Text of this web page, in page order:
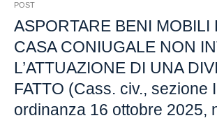
POST
ASPORTARE BENI MOBILI
CASA CONIUGALE NON
L’ATTUAZIONE DI UNA
FATTO (Cass. civ., sezione
ordinanza 16 ottobre 2025,